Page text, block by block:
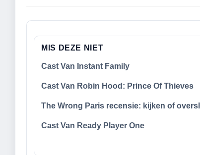
MIS DEZE NIET
Cast Van Instant Family
Cast Van Robin Hood: Prince Of Thieves
The Wrong Paris recensie: kijken of
Cast Van Ready Player One